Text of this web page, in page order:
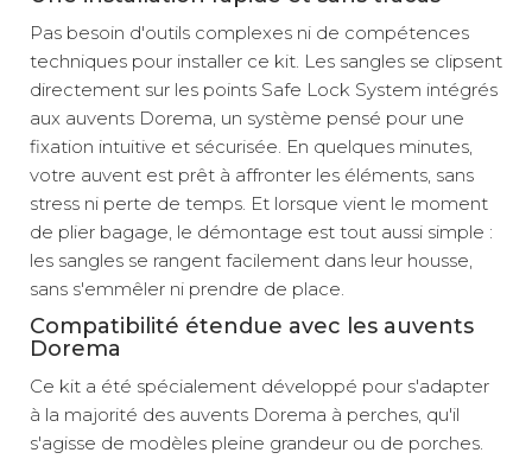
Pas besoin d'outils complexes ni de compétences
techniques pour installer ce kit. Les sangles se clipsent
directement sur les points Safe Lock System intégrés
aux auvents Dorema, un système pensé pour une
fixation intuitive et sécurisée. En quelques minutes,
votre auvent est prêt à affronter les éléments, sans
stress ni perte de temps. Et lorsque vient le moment
de plier bagage, le démontage est tout aussi simple :
les sangles se rangent facilement dans leur housse,
sans s'emmêler ni prendre de place.
Compatibilité étendue avec les auvents
Dorema
Ce kit a été spécialement développé pour s'adapter
à la majorité des auvents Dorema à perches, qu'il
s'agisse de modèles pleine grandeur ou de porches.